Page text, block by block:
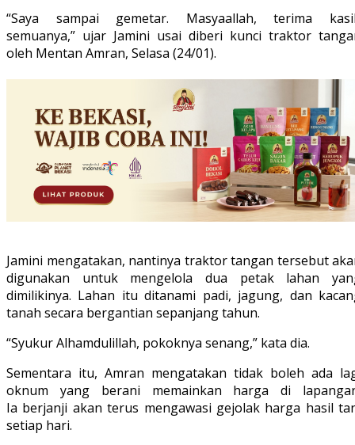
“Saya sampai gemetar. Masyaallah, terima
semuanya,” ujar Jamini usai diberi kunci traktor
oleh Mentan Amran, Selasa (24/01).
Jamini mengatakan, nantinya traktor tangan tersebut
digunakan untuk mengelola dua petak lahan
dimilikinya. Lahan itu ditanami padi, jagung, dan
tanah secara bergantian sepanjang tahun.
“Syukur Alhamdulillah, pokoknya senang,” kata dia.
Sementara itu, Amran mengatakan tidak boleh ada
oknum yang berani memainkan harga di
Ia berjanji akan terus mengawasi gejolak harga hasil
setiap hari.